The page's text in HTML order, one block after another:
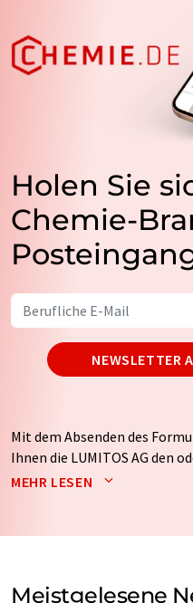
Holen Sie
Chemie-
NEWSLETTER
Mit dem Absenden des
Ihnen die LUMITOS AG den
Newsletter per E-Mail
auf Basis unserer
Meinungsforschung per E-
MEHR LESEN
Meistgelesene